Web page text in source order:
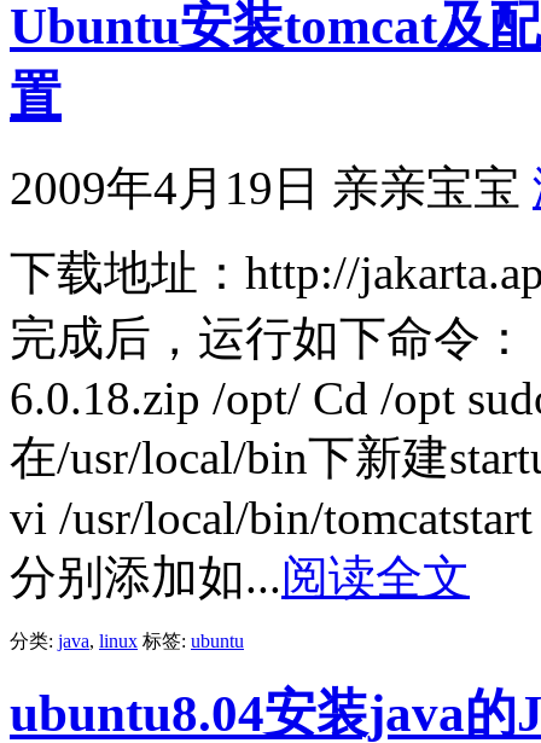
Ubuntu安装tomcat及
置
2009年4月19日 亲亲宝宝
下载地址：http://
完成后，运行如下命令：
6.0.18.zip /opt/ Cd /opt
在/usr/local/bin下新建
vi /usr/local/bin/
分别添加如...阅读全文
分类: java, linux 标签: ubuntu
ubuntu8.04安装java的